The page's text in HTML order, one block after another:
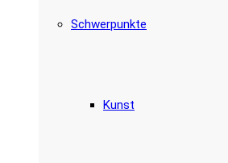
Schwerpunkte
Kunst